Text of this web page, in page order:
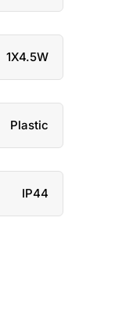
1X4.5W
Plastic
IP44